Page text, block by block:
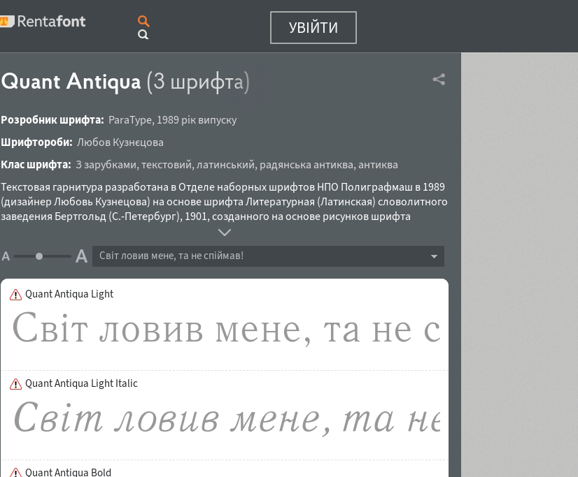
УВІЙТИ
Quant Antiqua (3 шрифта)
Розробник шрифта: ParaType, 1989 рік випуску
Шрифтороби: Любов Кузнєцова
Клас шрифта: З зарубками, текстовий, латинський, радянська антиква, антиква
Текстовая гарнитура разработана в Отделе наборных шрифтов НПО Полиграфмаш в 1989
(дизайнер Любовь Кузнецова) на основе шрифта Литературная (Латинская) словолитного
заведения Бертгольд (С.-Петербург), 1901, созданного на основе рисунков шрифта
Світ ловив мене, та не спіймав!
Quant Antiqua Light
Quant Antiqua Light Italic
Quant Antiqua Bold